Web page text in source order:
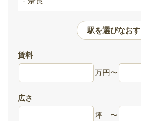
駅を選びなおす
賃料
万円〜
広さ
坪 〜